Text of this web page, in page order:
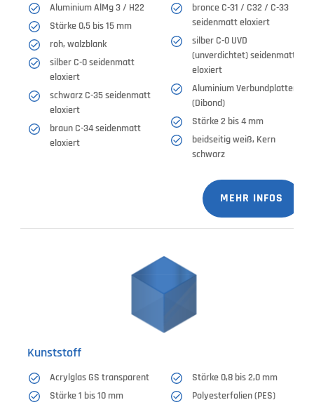
Aluminium AlMg 3 / H22
Stärke 0,5 bis 15 mm
roh, walzblank
silber C-0 seidenmatt
eloxiert
schwarz C-35 seidenmatt
eloxiert
braun C-34 seidenmatt
eloxiert
bronce C-31 / C32 / C-33
seidenmatt eloxiert
silber C-0 UVD
(unverdichtet) seidenmatt
eloxiert
Aluminium Verbundplatten
(Dibond)
Stärke 2 bis 4 mm
beidseitig weiß, Kern
schwarz
MEHR INFOS
Kunststoff
Acrylglas GS transparent
Stärke 1 bis 10 mm
Stärke 0,8 bis 2,0 mm
Polyesterfolien (PES)